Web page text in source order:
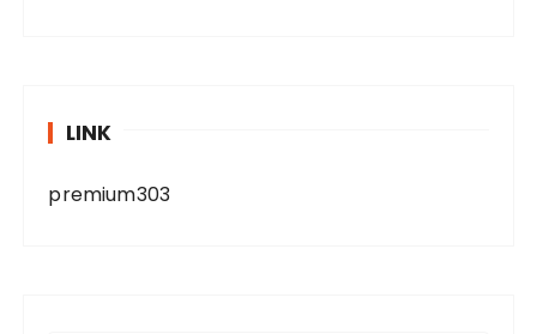
LINK
premium303